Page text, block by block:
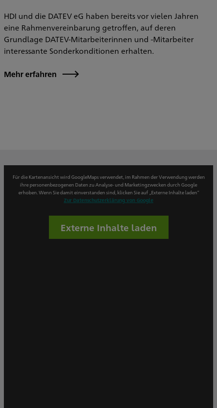
HDI und die DATEV eG haben bereits vor vielen Jahren
eine Rahmenvereinbarung getroffen, auf deren
Grundlage DATEV-Mitarbeiterinnen und -Mitarbeiter
interessante Sonderkonditionen erhalten.
Mehr erfahren
Für die Kartenansicht wird GoogleMaps verwendet, im Rahmen der Verwendung werden
ihre personenbezogenen Daten zu Analyse- und Marketingzwecken durch Google
erhoben. Wenn Sie damit einverstanden sind, klicken Sie auf „Externe Inhalte laden“
Zur Datenschutzerklärung von Google
Externe Inhalte laden